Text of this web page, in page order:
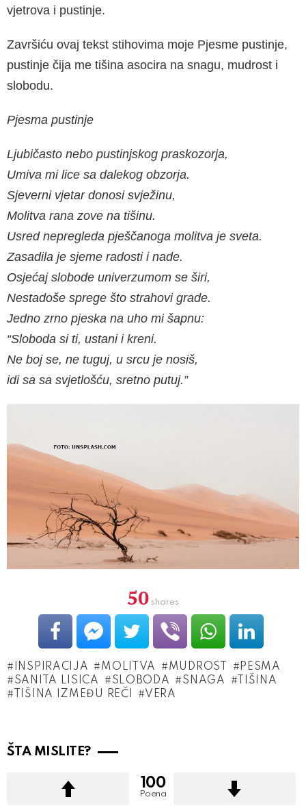
vjetrova i pustinje.
Završiću ovaj tekst stihovima moje Pjesme pustinje,
pustinje čija me tišina asocira na snagu, mudrost i
slobodu.
Pjesma pustinje
Ljubičasto nebo pustinjskog praskozorja,
Umiva mi lice sa dalekog obzorja.
Sjeverni vjetar donosi svježinu,
Molitva rana zove na tišinu.
Usred nepregleda pješčanoga molitva je sveta.
Zasadila je sjeme radosti i nade.
Osjećaj slobode univerzumom se širi,
Nestadoše sprege što strahovi grade.
Jedno zrno pjeska na uho mi šapnu:
“Sloboda si ti, ustani i kreni.
Ne boj se, ne tuguj, u srcu je nosiš,
idi sa sa svjetlošću, sretno putuj.”
50 shares
INSPIRACIJA MOLITVA MUDROST
PESMA
SANITA LISICA
SLOBODA SNAGA
TIŠINA
TIŠINA IZMEĐU REČI
VERA
ŠTA MISLITE?
100
Poena